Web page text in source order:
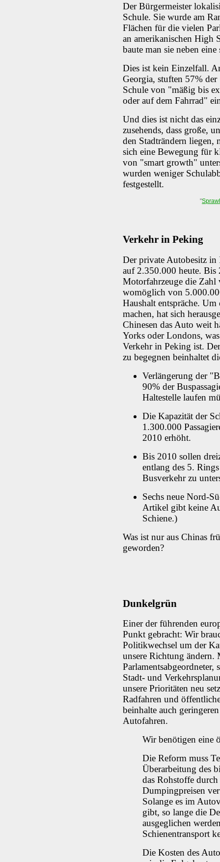
Der Bürgermeister
Schule. Sie wurde am
Flächen für die vielen
an amerikanischen High
baute man sie neben
Dies ist kein Einzelfall.
Georgia, stuften 57%
Schule von "mäßig bis
oder auf dem Fahrrad"
Und dies ist nicht das
zusehends, dass große,
den Stadträndern
sich eine Bewegung für
von "smart growth"
wurden weniger
festgestellt.
"
Verkehr in Peking
Der private Autobesitz
auf 2.350.000 heute.
Motorfahrzeuge die
womöglich von
Haushalt entspräche.
machen, hat sich
Chinesen das Auto weit
Yorks oder Londons,
Verkehr in Peking ist.
zu begegnen beinhaltet
Verlängerung der
90% der
Haltestelle laufen
Die Kapazität der
1.300.000
2010 erhöht.
Bis 2010 sollen
entlang des 5.
Busverkehr zu
Sechs neue Nord-
Artikel gibt keine
Schiene.)
Was ist nur aus Chinas
geworden?
Dunkelgrün
Einer der führenden
Punkt gebracht: Wir
Politikwechsel um der
unsere Richtung ändern.
Parlamentsabgeordneter,
Stadt- und
unsere Prioritäten neu
Radfahren und
beinhalte auch
Autofahren.
Wir benötigen eine
Die Reform muss
Überarbeitung des
das Rohstoffe
Dumpingpreisen
Solange es im
gibt, so lange die
ausgeglichen
Schienentransport
Die Kosten des